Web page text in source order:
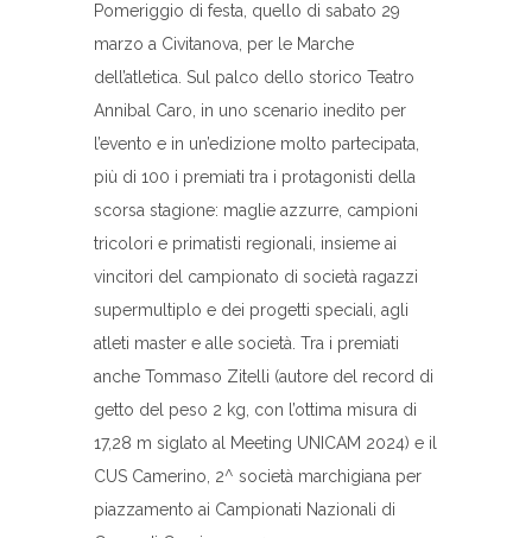
Pomeriggio di festa, quello di sabato 29
marzo a Civitanova, per le Marche
dell’atletica. Sul palco dello storico Teatro
Annibal Caro, in uno scenario inedito per
l’evento e in un’edizione molto partecipata,
più di 100 i premiati tra i protagonisti della
scorsa stagione: maglie azzurre, campioni
tricolori e primatisti regionali, insieme ai
vincitori del campionato di società ragazzi
supermultiplo e dei progetti speciali, agli
atleti master e alle società. Tra i premiati
anche Tommaso Zitelli (autore del record di
getto del peso 2 kg, con l’ottima misura di
17,28 m siglato al Meeting UNICAM 2024) e il
CUS Camerino, 2^ società marchigiana per
piazzamento ai Campionati Nazionali di